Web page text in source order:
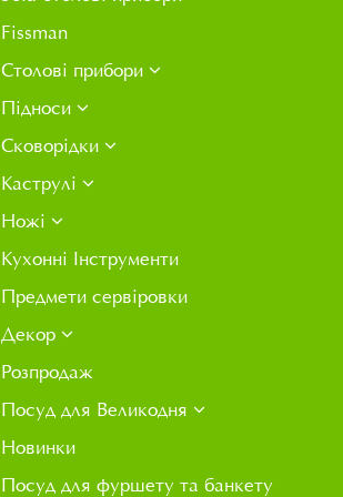
Fissman
Столові прибори
Підноси
Сковорідки
Каструлі
Ножі
Кухонні Інструменти
Предмети сервіровки
Декор
Розпродаж
Посуд для Великодня
Новинки
Посуд для фуршету та банкету